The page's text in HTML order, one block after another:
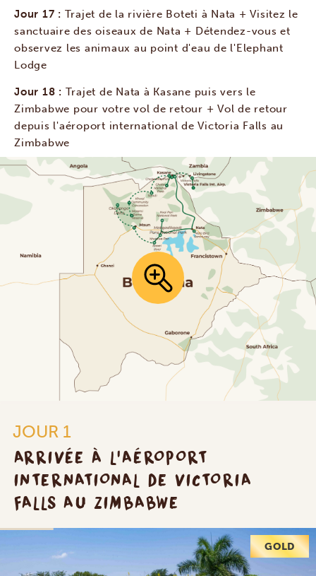
Jour 17 : Trajet de la rivière Boteti à Nata + Visitez le
sanctuaire des oiseaux de Nata + Détendez-vous et
observez les animaux au point d'eau de l'Elephant
Lodge
Jour 18 : Trajet de Nata à Kasane puis vers le
Zimbabwe pour votre vol de retour + Vol de retour
depuis l'aéroport international de Victoria Falls au
Zimbabwe
JOUR 1
ARRIVÉE À L'AÉROPORT
INTERNATIONAL DE VICTORIA
FALLS AU ZIMBABWE
GOLD